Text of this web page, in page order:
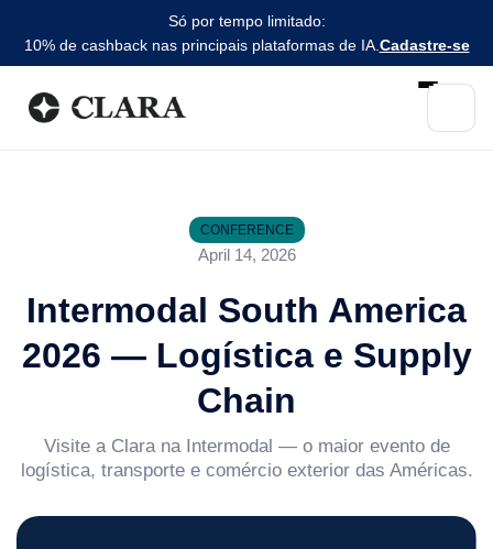
Só por tempo limitado:
10% de cashback nas principais plataformas de IA. Cadastre-se
CONFERENCE
April 14, 2026
Intermodal South America
2026 — Logística e Supply
Chain
Visite a Clara na Intermodal — o maior evento de
logística, transporte e comércio exterior das Américas.